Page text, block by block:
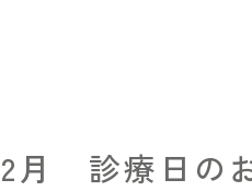
2月 診療日の